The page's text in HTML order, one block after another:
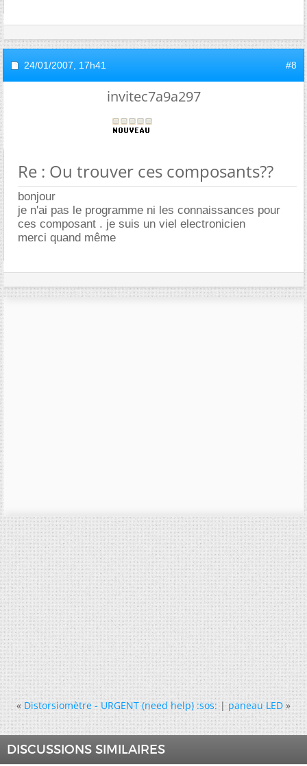
24/01/2007, 17h41 #8
invitec7a9a297
Re : Ou trouver ces composants??
bonjour
je n'ai pas le programme ni les connaissances pour
ces composant . je suis un viel electronicien
merci quand même
« Distorsiomètre - URGENT (need help) :sos:|paneau LED »
DISCUSSIONS SIMILAIRES